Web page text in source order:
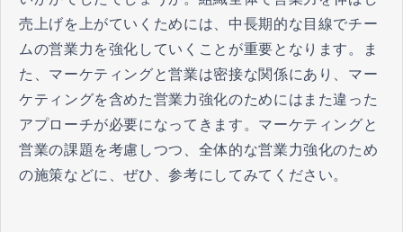
売上げを上がていくためには、中長期的な目線でチー
ムの営業力を強化していくことが重要となります。ま
た、マーケティングと営業は密接な関係にあり、マー
ケティングを含めた営業力強化のためにはまた違った
アプローチが必要になってきます。マーケティングと
営業の課題を考慮しつつ、全体的な営業力強化のため
の施策などに、ぜひ、参考にしてみてください。